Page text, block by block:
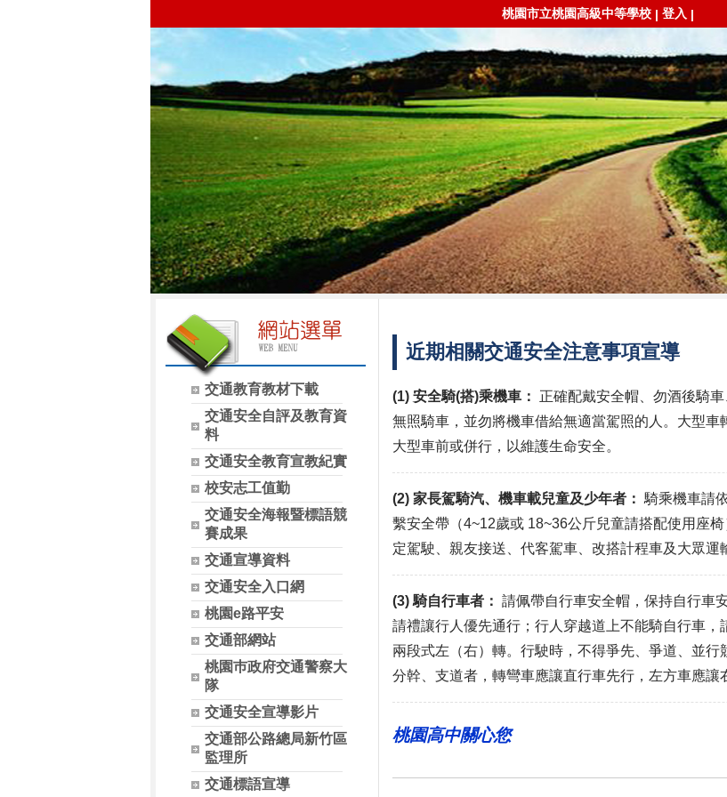
桃園市立桃園高級中等學校 | 登入 |
交通教育教材下載
交通安全自評及教育資
料
交通安全教育宣教紀實
校安志工值勤
交通安全海報暨標語競
賽成果
交通宣導資料
交通安全入口網
桃園e路平安
交通部網站
桃園巿政府交通警察大
隊
交通安全宣導影片
交通部公路總局新竹區
監理所
交通標語宣導
近期相關交通安全注意事項宣導
(1) 安全騎(搭)乘機車：
正確配戴安全帽、勿酒後騎
無照騎車，並勿將機車借給無適當駕照的人。大型
大型車前或併行，以維護生命安全。
(2) 家長駕騎汽、機車載兒童及少年者： 騎乘機車請
繫安全帶（4~12歲或 18~36公斤兒童請搭配使用座
定駕駛、親友接送、代客駕車、改搭計程車及大眾運
(3) 騎自行車者： 請佩帶自行車安全帽，保持自行車
請禮讓行人優先通行；行人穿越道上不能騎自行車
兩段式左（右）轉。行駛時，不得爭先、爭道、並
分幹、支道者，轉彎車應讓直行車先行，左方車應讓
桃園高中關心您